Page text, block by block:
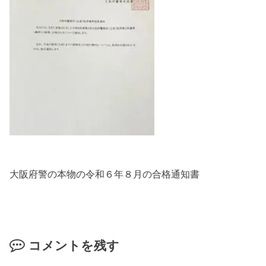
大阪府警の本物の令和６年８月の合格通知書
コメントを残す